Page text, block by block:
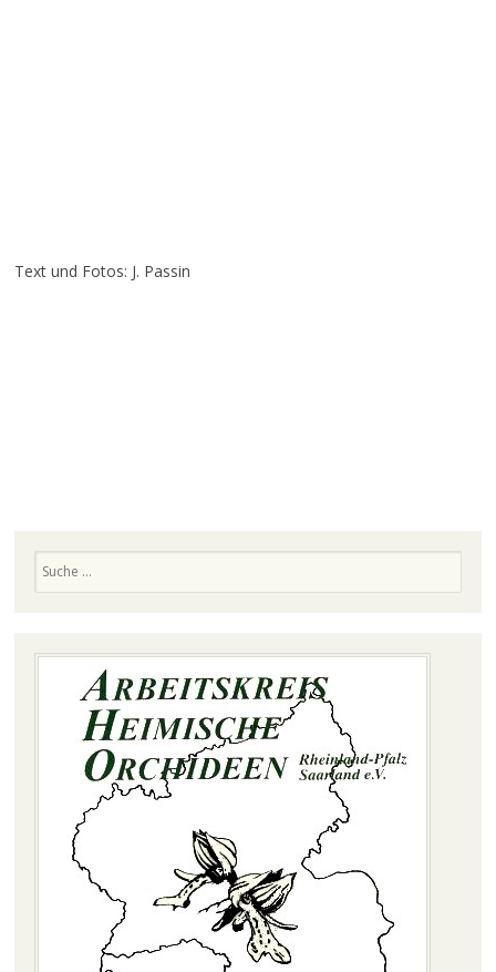
Text und Fotos: J. Passin